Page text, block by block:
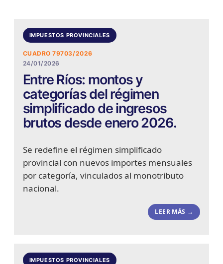
IMPUESTOS PROVINCIALES
CUADRO 79703/2026
24/01/2026
Entre Ríos: montos y
categorías del régimen
simplificado de ingresos
brutos desde enero 2026.
Se redefine el régimen simplificado
provincial con nuevos importes mensuales
por categoría, vinculados al monotributo
nacional.
LEER MÁS →
IMPUESTOS PROVINCIALES